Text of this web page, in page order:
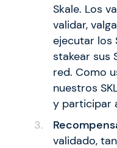
Skale. Los
validar,
ejecutar los
stakear sus
red. Como
nuestros
y participar
validado,